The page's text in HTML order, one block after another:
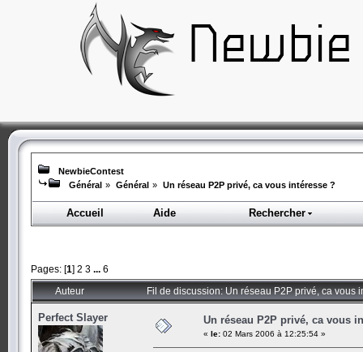
NewbieContest
Général » Général » Un réseau P2P privé, ca vous intéresse ?
Accueil Aide Rechercher
Pages: [1] 2 3 ... 6
Auteur Fil de discussion: Un réseau P2P privé, ca vous
Perfect Slayer Un réseau P2P privé, ca vous
« le: 02 Mars 2006 à 12:25:54 »